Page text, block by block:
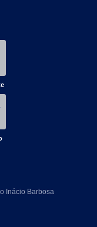
Inácio Barbosa